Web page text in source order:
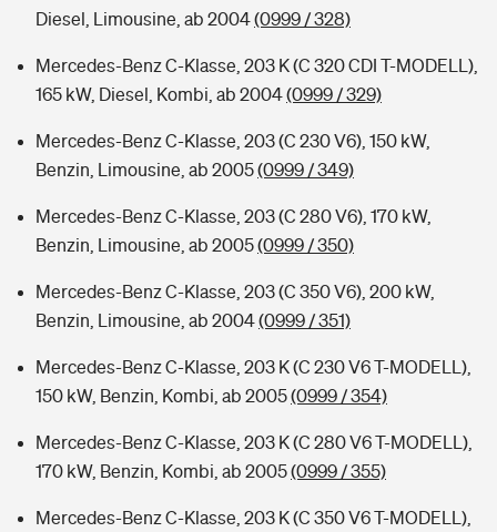
Diesel, Limousine, ab 2004(0999 / 328)
Mercedes-Benz C-Klasse, 203 K (C 320 CDI T-MODELL),
165 kW, Diesel, Kombi, ab 2004(0999 / 329)
Mercedes-Benz C-Klasse, 203 (C 230 V6), 150 kW,
Benzin, Limousine, ab 2005(0999 / 349)
Mercedes-Benz C-Klasse, 203 (C 280 V6), 170 kW,
Benzin, Limousine, ab 2005(0999 / 350)
Mercedes-Benz C-Klasse, 203 (C 350 V6), 200 kW,
Benzin, Limousine, ab 2004(0999 / 351)
Mercedes-Benz C-Klasse, 203 K (C 230 V6 T-MODELL),
150 kW, Benzin, Kombi, ab 2005(0999 / 354)
Mercedes-Benz C-Klasse, 203 K (C 280 V6 T-MODELL),
170 kW, Benzin, Kombi, ab 2005(0999 / 355)
Mercedes-Benz C-Klasse, 203 K (C 350 V6 T-MODELL),